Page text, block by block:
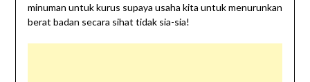
minuman untuk kurus supaya usaha kita untuk menurunkan
berat badan secara sihat tidak sia-sia!